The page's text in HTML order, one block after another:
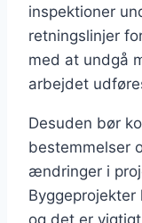
inspektioner
retningslinjer
med at undgå
arbejdet
Desuden bør
bestemmelser
ændringer i
og det er